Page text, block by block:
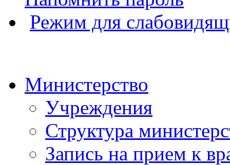
Режим для
Министерство
Учреждения
Структура
Запись на прием к